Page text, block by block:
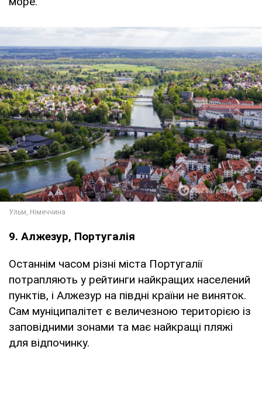
9. Алжезур, Португалія
Останнім часом різні міста Португалії
потрапляють у рейтинги найкращих населений
пунктів, і Алжезур на півдні країни не виняток.
Сам муніципалітет є величезною територією із
заповідними зонами та має найкращі пляжі
для відпочинку.